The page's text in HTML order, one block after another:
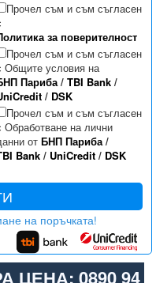
Прочел съм и съм съгласен
за поверителност
Прочел съм и съм съгласен
Общите условия на
Париба/ TBI Bank/
/ DSK
Прочел съм и съм съгласен
Обработване на лични
от БНП Париба/
Bank/ UniCredit/ DSK
на поръчката!
ЦЕНА: 0890 94